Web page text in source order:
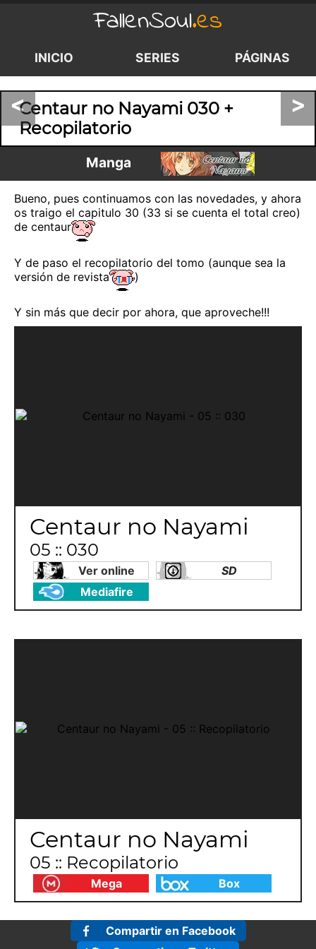
FallenSoul.es
INICIO SERIES PÁGINAS
< >
Centaur no Nayami 030 +
Recopilatorio
Manga
Bueno, pues continuamos con las novedades, y ahora
os traigo el capitulo 30 (33 si se cuenta el total creo)
de centaur
Y de paso el recopilatorio del tomo (aunque sea la
versión de revista
)
Y sin más que decir por ahora, que aproveche!!!
Centaur no Nayami
05 :: 030
Ver online
SD
Mediafire
Centaur no Nayami
05 :: Recopilatorio
Mega Box
Compartir en Facebook